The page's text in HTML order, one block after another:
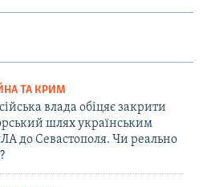
ТА КРИМ
влада обіцяє закрити
шлях українським
до Севастополя. Чи реально